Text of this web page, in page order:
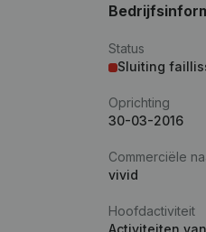
Status
Sluiting
Oprichting
30-03-2016
Commerciële
vivid
Hoofdactiviteit
Activiteiten